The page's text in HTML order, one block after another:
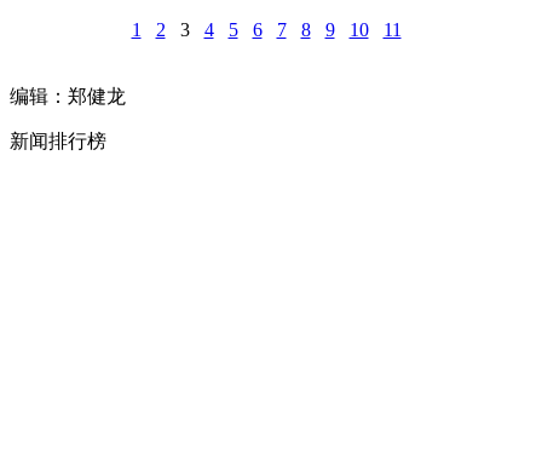
1 2 3 4 5 6 7 8 9 10 11
编辑：郑健龙
新闻排行榜